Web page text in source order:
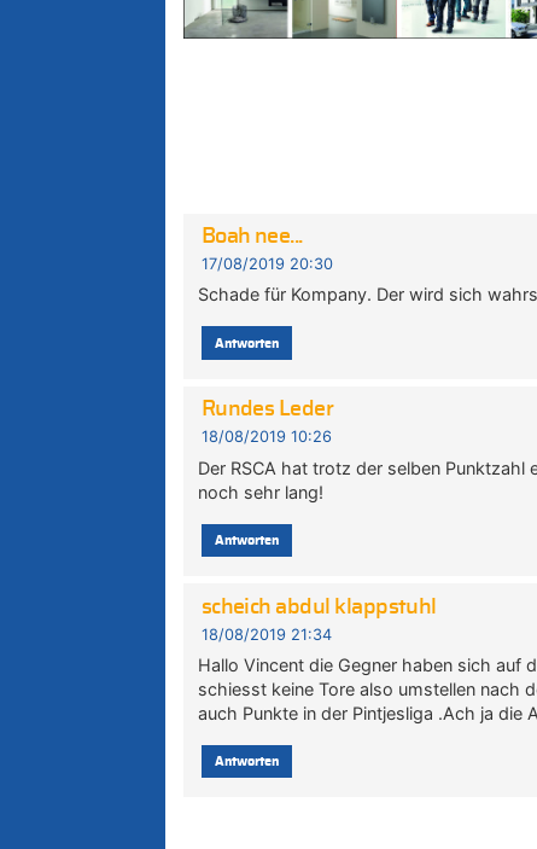
Boah nee...
17/08/2019 20:30
Schade für Kompany. Der wird sich
Antworten
Rundes Leder
18/08/2019 10:26
Der RSCA hat trotz der selben Punktzahl
noch sehr lang!
Antworten
scheich abdul klappstuhl
18/08/2019 21:34
Hallo Vincent die Gegner haben sich auf
schiesst keine Tore also umstellen nach
auch Punkte in der Pintjesliga .Ach ja die
Antworten